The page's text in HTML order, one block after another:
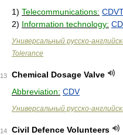
1) Telecommunications:
2) Information technology:
Универсальный русско-
Tolerance
13
Chemical Dosage Valve
Abbreviation: CDV
Универсальный русско-
14
Civil Defence Volunteers